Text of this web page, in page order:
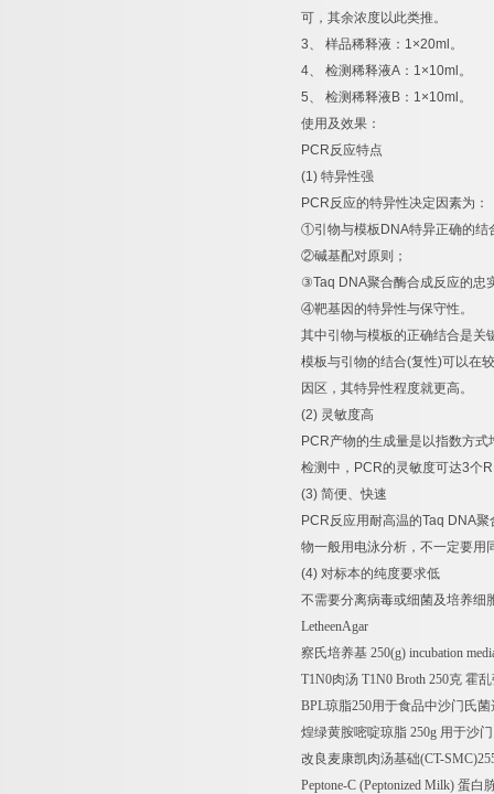
可，其余浓度以此类推。
3、 样品稀释液： 1×20ml 。
4、 检测稀释液A ： 1×10ml 。
5、 检测稀释液 B ： 1×10ml 。
使用及效果：
PCR反应特点
(1) 特异性强
PCR反应的特异性决定因素为：
①引物与模板 DNA特异正确的结
②碱基配对原则；
③Taq DNA聚合酶合成反应的忠
④靶基因的特异性与保守性。
其中引物与模板的正确结合是关
模板与引物的结合(复性)可以在
因区，其特异性程度就更高。
(2) 灵敏度高
PCR产物的生成量是以指数方式
检测中， PCR的灵敏度可达3个
(3) 简便、快速
PCR反应用耐高温的Taq DNA聚
物一般用电泳分析，不一定要用
(4) 对标本的纯度要求低
不需要分离病毒或细菌及培养细
LetheenAgar
察氏培养基 250(g) incubation
T1N0肉汤 T1N0 Broth 250克 霍
BPL琼脂250用于食品中沙门氏
煌绿黄胺嘧啶琼脂 250g 用于沙
改良麦康凯肉汤基础(CT-
Peptone-C (Peptonized Milk) 蛋白